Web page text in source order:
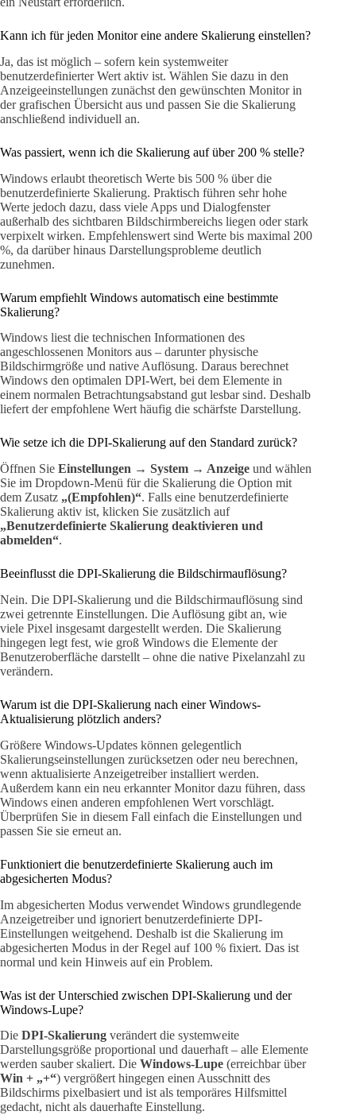
Kann ich für jeden Monitor eine andere Skalierung einstellen?
Ja, das ist möglich – sofern kein systemweiter
benutzerdefinierter Wert aktiv ist. Wählen Sie dazu in den
Anzeigeeinstellungen zunächst den gewünschten Monitor in
der grafischen Übersicht aus und passen Sie die Skalierung
anschließend individuell an.
Was passiert, wenn ich die Skalierung auf über 200 % stelle?
Windows erlaubt theoretisch Werte bis 500 % über die
benutzerdefinierte Skalierung. Praktisch führen sehr hohe
Werte jedoch dazu, dass viele Apps und Dialogfenster
außerhalb des sichtbaren Bildschirmbereichs liegen oder stark
verpixelt wirken. Empfehlenswert sind Werte bis maximal 200
%, da darüber hinaus Darstellungsprobleme deutlich
zunehmen.
Warum empfiehlt Windows automatisch eine bestimmte
Skalierung?
Windows liest die technischen Informationen des
angeschlossenen Monitors aus – darunter physische
Bildschirmgröße und native Auflösung. Daraus berechnet
Windows den optimalen DPI-Wert, bei dem Elemente in
einem normalen Betrachtungsabstand gut lesbar sind. Deshalb
liefert der empfohlene Wert häufig die schärfste Darstellung.
Wie setze ich die DPI-Skalierung auf den Standard zurück?
Öffnen Sie Einstellungen → System → Anzeige und wählen
Sie im Dropdown-Menü für die Skalierung die Option mit
dem Zusatz „(Empfohlen)“. Falls eine benutzerdefinierte
Skalierung aktiv ist, klicken Sie zusätzlich auf
„Benutzerdefinierte Skalierung deaktivieren und
abmelden“.
Beeinflusst die DPI-Skalierung die Bildschirmauflösung?
Nein. Die DPI-Skalierung und die Bildschirmauflösung sind
zwei getrennte Einstellungen. Die Auflösung gibt an, wie
viele Pixel insgesamt dargestellt werden. Die Skalierung
hingegen legt fest, wie groß Windows die Elemente der
Benutzeroberfläche darstellt – ohne die native Pixelanzahl zu
verändern.
Warum ist die DPI-Skalierung nach einer Windows-
Aktualisierung plötzlich anders?
Größere Windows-Updates können gelegentlich
Skalierungseinstellungen zurücksetzen oder neu berechnen,
wenn aktualisierte Anzeigetreiber installiert werden.
Außerdem kann ein neu erkannter Monitor dazu führen, dass
Windows einen anderen empfohlenen Wert vorschlägt.
Überprüfen Sie in diesem Fall einfach die Einstellungen und
passen Sie sie erneut an.
Funktioniert die benutzerdefinierte Skalierung auch im
abgesicherten Modus?
Im abgesicherten Modus verwendet Windows grundlegende
Anzeigetreiber und ignoriert benutzerdefinierte DPI-
Einstellungen weitgehend. Deshalb ist die Skalierung im
abgesicherten Modus in der Regel auf 100 % fixiert. Das ist
normal und kein Hinweis auf ein Problem.
Was ist der Unterschied zwischen DPI-Skalierung und der
Windows-Lupe?
Die DPI-Skalierung verändert die systemweite
Darstellungsgröße proportional und dauerhaft – alle Elemente
werden sauber skaliert. Die Windows-Lupe (erreichbar über
Win + „+“) vergrößert hingegen einen Ausschnitt des
Bildschirms pixelbasiert und ist als temporäres Hilfsmittel
gedacht, nicht als dauerhafte Einstellung.